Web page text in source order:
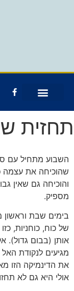
תחזית
השבוע מתחיל עם
שהוכיחה את עצמה
והוכיחה גם שאין
מספיק.
בימים שבת וראשון
של כוח, כוחניות,
אותן (בבום גדול).
מגיעים לנקודת
את הדינמיקה הזו
אולי היא גם לא